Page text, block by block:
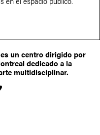
es un centro dirigido por
dedicado a la
multidisciplinar.